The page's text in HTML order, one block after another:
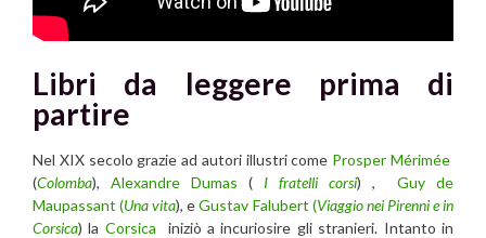
Libri da leggere prima di
partire
Nel XIX secolo grazie ad autori illustri come Prosper Mérimée
(Colomba), Alexandre Dumas ( I fratelli corsi) , Guy de
Maupassant (Una vita), eGustav Falubert (Viaggio nei Pirenni e in
Corsica) la Corsica iniziò a incuriosire gli stranieri. Intanto in